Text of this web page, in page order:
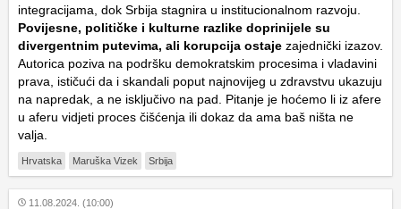
integracijama, dok Srbija stagnira u institucionalnom razvoju.
Povijesne, političke i kulturne razlike doprinijele su
divergentnim putevima, ali korupcija ostaje zajednički izazov.
Autorica poziva na podršku demokratskim procesima i vladavini
prava, ističući da i skandali poput najnovijeg u zdravstvu ukazuju
na napredak, a ne isključivo na pad. Pitanje je hoćemo li iz afere
u aferu vidjeti proces čišćenja ili dokaz da ama baš ništa ne
valja.
Hrvatska Maruška Vizek Srbija
11.08.2024. (10:00)